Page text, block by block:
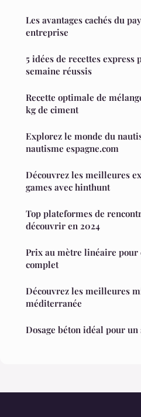
Les avantages cachés du
entreprise
5 idées de recettes express
semaine réussis
Recette optimale de
kg de ciment
Explorez le monde du
nautisme espagne.com
Découvrez les meilleures
games avec hinthunt
Top plateformes de
découvrir en 2024
Prix au mètre linéaire pour
complet
Découvrez les meilleures
méditerranée
Dosage béton idéal pour un